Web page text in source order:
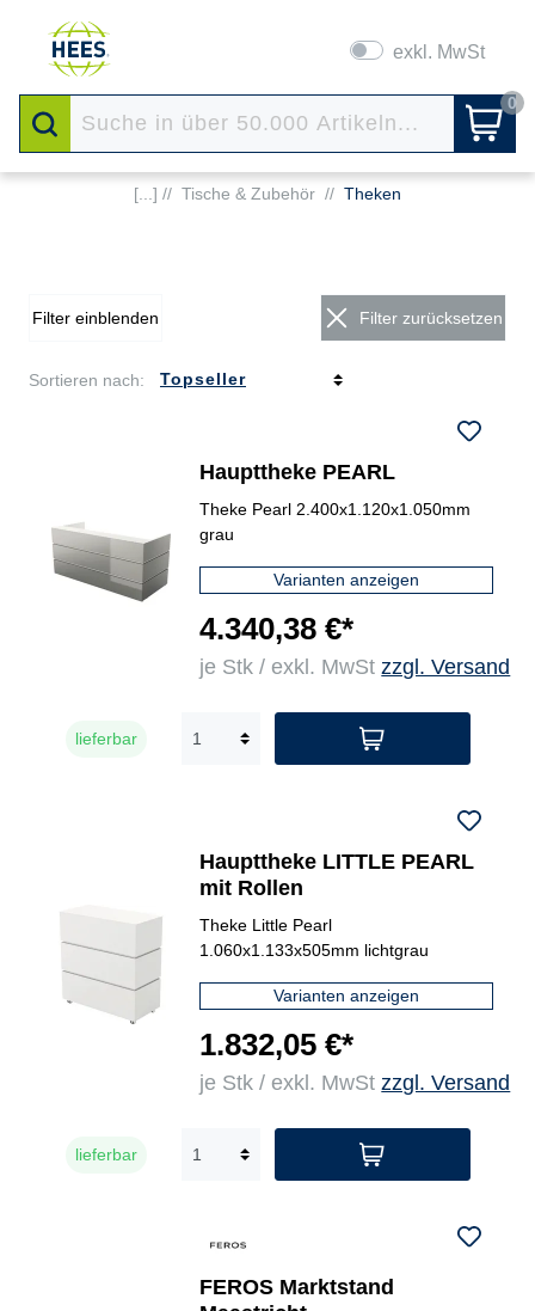
exkl. MwSt
0
[...] // Tische & Zubehör // Theken
Filter einblenden Filter zurücksetzen
Sortieren nach:
Haupttheke PEARL
Theke Pearl 2.400x1.120x1.050mm
grau
Varianten anzeigen
4.340,38 €*
je Stk / exkl. MwStzzgl. Versand
lieferbar
Haupttheke LITTLE PEARL
mit Rollen
Theke Little Pearl
1.060x1.133x505mm lichtgrau
Varianten anzeigen
1.832,05 €*
je Stk / exkl. MwStzzgl. Versand
lieferbar
FEROS Marktstand